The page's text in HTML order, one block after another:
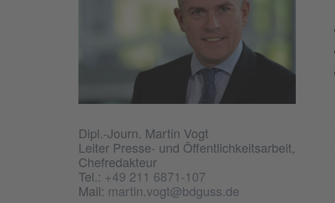
Dipl.-Journ. Martin Vogt
Leiter Presse- und Öffentlichkeitsarbeit,
Chefredakteur
Tel.: +49 211 6871-107
Mail: martin.vogt@bdguss.de